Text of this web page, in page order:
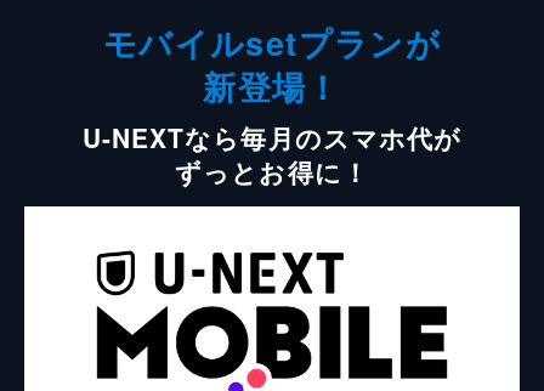
モバイルsetプランが
新登場！
U-NEXTなら毎月のスマホ代が
ずっとお得に！